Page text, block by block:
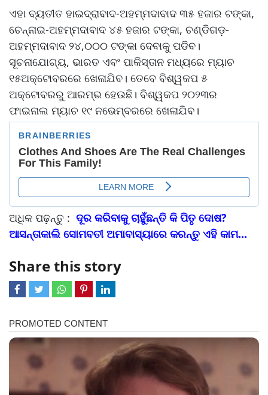
ଏହା ବ୍ୟତୀତ ହାଇଦ୍ରାବାଦ-ଅହମ୍ମଦାବାଦ ୩୫ ହଜାର ଟଙ୍କା,
ଚେନ୍ନାଇ-ଅହମ୍ମଦାବାଦ ୪୫ ହଜାର ଟଙ୍କା, ଚଣ୍ଡିଗଡ଼-
ଅହମ୍ମଦାବାଦ ୨୪,୦୦୦ ଟଙ୍କା ଦେବାକୁ ପଡିବ।
ସୂଚନାଯୋଗ୍ୟ, ଭାରତ ଏବଂ ପାକିସ୍ତାନ ମଧ୍ୟରେ ମ୍ୟାଚ
୧୫ଅକ୍ଟୋବରରେ ଖେଳାଯିବ। ତେବେ ବିଶ୍ୱକପ ୫
ଅକ୍ଟୋବରରୁ ଆରମ୍ଭ ହେଉଛି। ବିଶ୍ୱକପ ୨୦୨୩ର
ଫାଇନାଲ ମ୍ୟାଚ ୧୯ ନଭେମ୍ବରରେ ଖେଳାଯିବ।
ଅଧିକ ପଢ଼ନ୍ତୁ : ଦୂର କରିବାକୁ ଚାହୁଁଛନ୍ତି କି ପିତୃ ଦୋଷ?
ଆସନ୍ତାକାଲି ସୋମବତୀ ଅମାବାସ୍ୟାରେ କରନ୍ତୁ ଏହି କାମ...
Share this story